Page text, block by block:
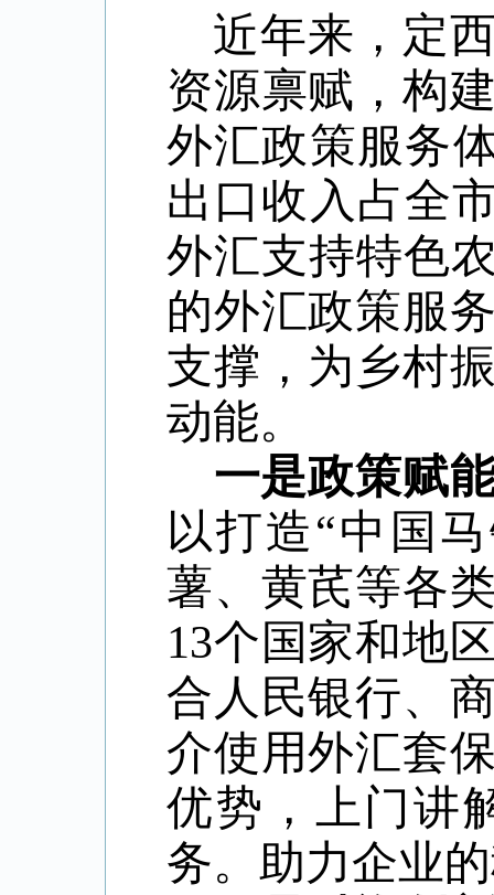
近年来，定
资源禀赋，构
外汇政策服务
出口收入占全
外汇支持特色
的外汇政策服
支撑，为乡村
动能。
一是政策赋
以打造“中国
薯、黄芪等各
13个国家和地
合人民银行、
介使用外汇套
优势，上门讲
务。助力企业